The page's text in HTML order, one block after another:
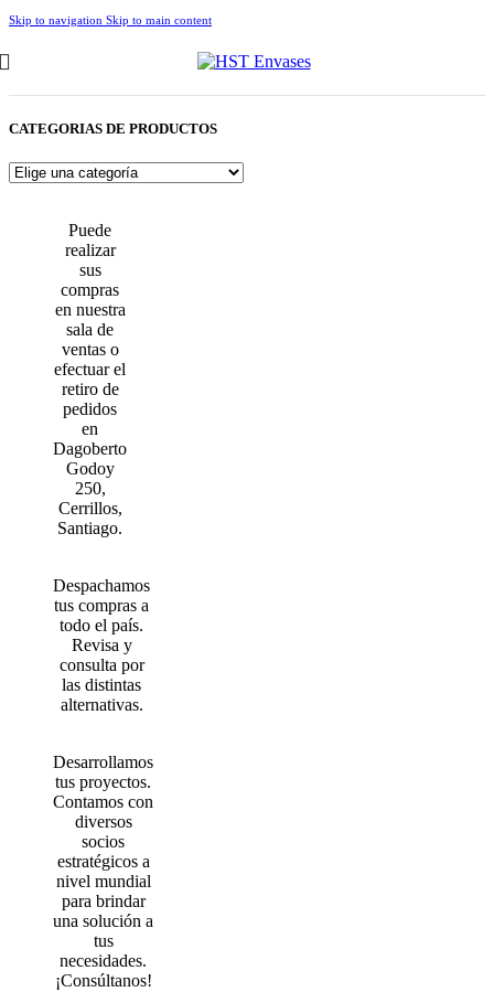
Skip to navigation Skip to main content
CATEGORIAS DE PRODUCTOS
Puede
realizar
sus
compras
en nuestra
sala de
ventas o
efectuar el
retiro de
pedidos
en
Dagoberto
Godoy
250,
Cerrillos,
Santiago.
Despachamos
tus compras a
todo el país.
Revisa y
consulta por
las distintas
alternativas.
Desarrollamos
tus proyectos.
Contamos con
diversos
socios
estratégicos a
nivel mundial
para brindar
una solución a
tus
necesidades.
¡Consúltanos!